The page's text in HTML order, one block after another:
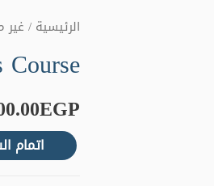
الرئيسية /
EGP
اتمام